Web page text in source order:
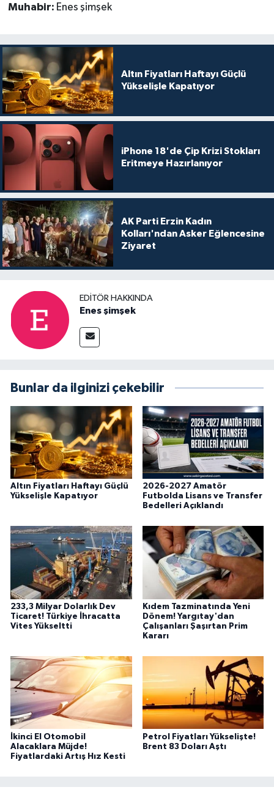
Muhabir: Enes şimşek
Altın Fiyatları Haftayı Güçlü
Yükselişle Kapatıyor
iPhone 18'de Çip Krizi Stokları
Eritmeye Hazırlanıyor
AK Parti Erzin Kadın
Kolları'ndan Asker Eğlencesine
Ziyaret
EDITÖR HAKKINDA
Enes şimşek
Bunlar da ilginizi çekebilir
Altın Fiyatları Haftayı Güçlü
Yükselişle Kapatıyor
2026-2027 Amatör
Futbolda Lisans ve Transfer
Bedelleri Açıklandı
233,3 Milyar Dolarlık Dev
Ticaret! Türkiye İhracatta
Vites Yükseltti
Kıdem Tazminatında Yeni
Dönem! Yargıtay'dan
Çalışanları Şaşırtan Prim
Kararı
İkinci El Otomobil
Alacaklara Müjde!
Fiyatlardaki Artış Hız Kesti
Petrol Fiyatları Yükselişte!
Brent 83 Doları Aştı